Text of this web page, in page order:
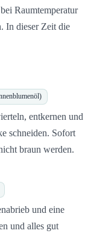
Raumtemperatur
In dieser Zeit die
entkernen und
schneiden. Sofort
braun werden.
und eine
und alles gut